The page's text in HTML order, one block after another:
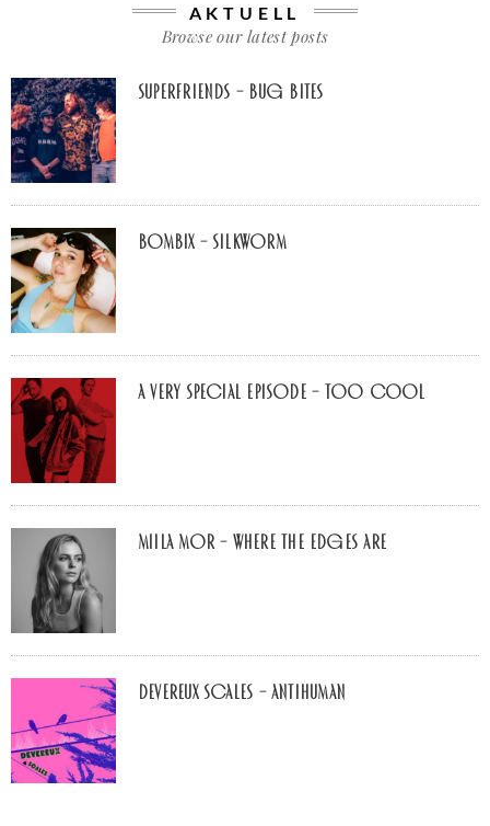
AKTUELL
Browse our latest posts
Superfriends – Bug Bites
Bombix – Silkworm
A Very Special Episode – Too Cool
Miila Mor – Where The Edges Are
Devereux Scales – Antihuman